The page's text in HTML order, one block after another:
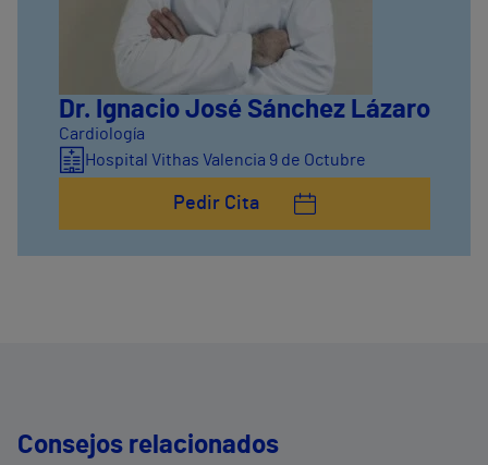
Dr. Ignacio José Sánchez Lázaro
Cardiología
Hospital Vithas Valencia 9 de Octubre
Pedir Cita
Consejos relacionados